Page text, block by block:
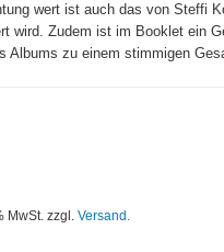
wert ist auch das von Steffi
wird. Zudem ist im Booklet ein
Albums zu einem stimmigen
MwSt. zzgl. Versand.